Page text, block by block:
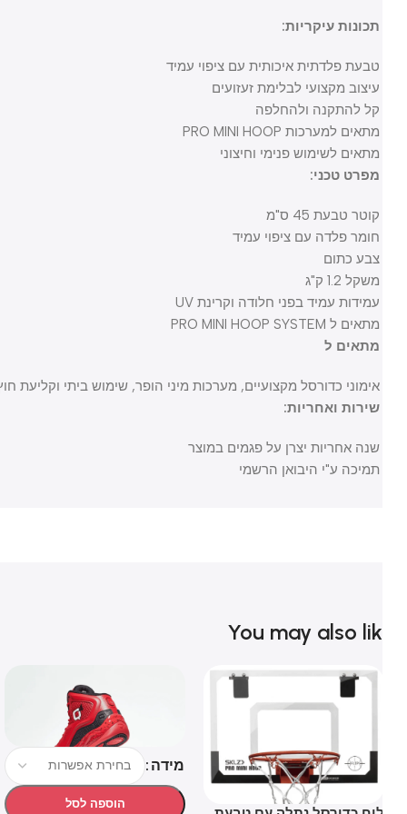
תכונות עיקריות:
טבעת פלדתית איכותית עם ציפוי עמיד
עיצוב מקצועי לבלימת זעזועים
קל להתקנה ולהחלפה
מתאים למערכות PRO MINI HOOP
מתאים לשימוש פנימי וחיצוני
מפרט טכני:
קוטר טבעת 45 ס"מ
חומר פלדה עם ציפוי עמיד
צבע כתום
משקל 1.2 ק"ג
עמידות עמיד בפני חלודה וקרינת UV
מתאים ל PRO MINI HOOP SYSTEM
מתאים ל
אימוני כדורסל מקצועיים, מערכות מיני הופר, שימוש ביתי וקליעת חוץ.
שירות ואחריות:
שנה אחריות יצרן על פגמים במוצר
תמיכה ע"י היבואן הרשמי
You may also
מידה
הוספה לסל